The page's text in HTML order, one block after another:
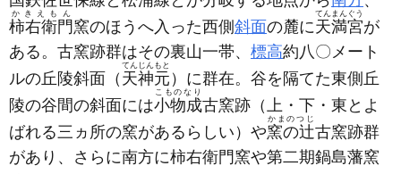
柿右衛門
かきえもん
窯のほうへ入った西側 斜面の麓に天満宮
てんまんぐう
が
ある。古窯跡群はその裏山一帯、 標高約八〇メート
ルの丘陵斜面（ 天神元
てんじんもと
）に群在。谷を隔てた東側丘
陵の谷間の斜面には小物成
こものなり
古窯跡 （上・下・東とよ
ばれる三ヵ所の窯があるらしい） や窯の辻
かまのつじ
古窯跡群
があり、さらに南方に柿右衛門窯や第二期鍋島藩窯